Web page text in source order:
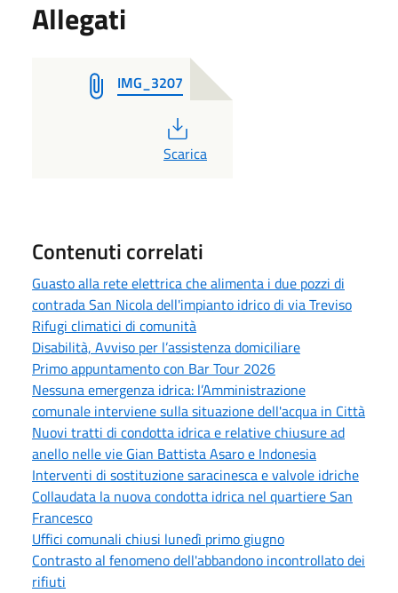
Allegati
IMG_3207
PDF
Scarica
Contenuti correlati
Guasto alla rete elettrica che alimenta i due pozzi di
contrada San Nicola dell'impianto idrico di via Treviso
Rifugi climatici di comunità
Disabilità, Avviso per l’assistenza domiciliare
Primo appuntamento con Bar Tour 2026
Nessuna emergenza idrica: l’Amministrazione
comunale interviene sulla situazione dell'acqua in Città
Nuovi tratti di condotta idrica e relative chiusure ad
anello nelle vie Gian Battista Asaro e Indonesia
Interventi di sostituzione saracinesca e valvole idriche
Collaudata la nuova condotta idrica nel quartiere San
Francesco
Uffici comunali chiusi lunedì primo giugno
Contrasto al fenomeno dell'abbandono incontrollato dei
rifiuti